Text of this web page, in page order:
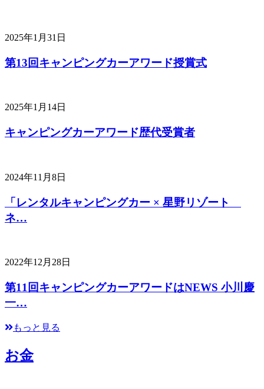
2025年1月31日
第13回キャンピングカーアワード授賞式
2025年1月14日
キャンピングカーアワード歴代受賞者
2024年11月8日
「レンタルキャンピングカー × 星野リゾート
ネ…
2022年12月28日
第11回キャンピングカーアワードはNEWS 小川慶
一…
もっと見る
お金